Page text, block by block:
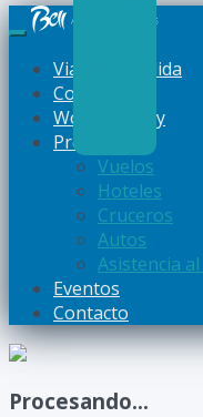
Viajes a Medida
Corporativo
Women Away
Productos
Vuelos
Hoteles
Cruceros
Autos
Asistencia
Eventos
Contacto
Procesando...